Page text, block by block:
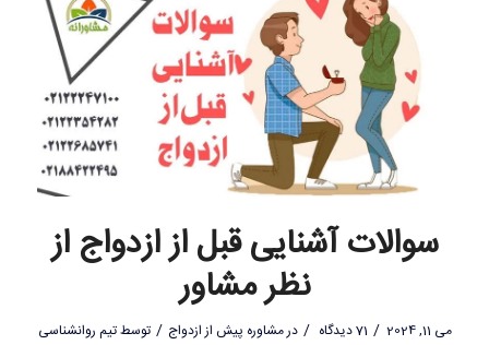
سوالات آشنایی قبل از ازدواج از
نظر مشاور
می 11, 2024 / 71 دیدگاه / درمشاوره پیش از ازدواج / توسطتیم روانشناسی